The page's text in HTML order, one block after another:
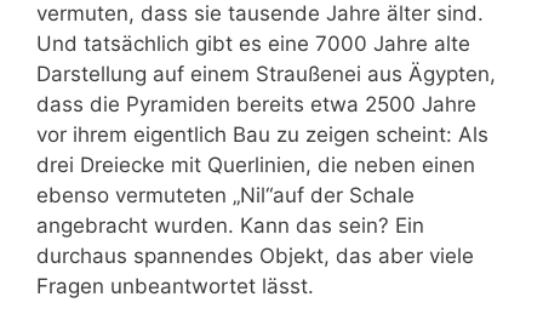
vermuten, dass sie tausende Jahre älter sind.
Und tatsächlich gibt es eine 7000 Jahre alte
Darstellung auf einem Straußenei aus Ägypten,
dass die Pyramiden bereits etwa 2500 Jahre
vor ihrem eigentlich Bau zu zeigen scheint: Als
drei Dreiecke mit Querlinien, die neben einen
ebenso vermuteten „Nil“auf der Schale
angebracht wurden. Kann das sein? Ein
durchaus spannendes Objekt, das aber viele
Fragen unbeantwortet lässt.